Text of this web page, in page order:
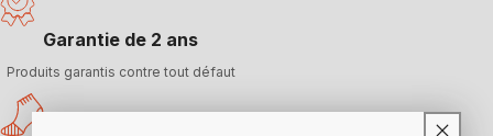
Garantie de 2 ans
Produits garantis contre tout défaut